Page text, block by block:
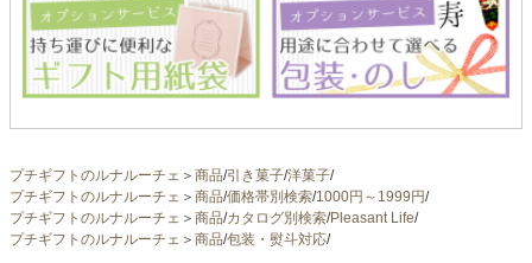
プチギフトのルナルーチェ ＞ 商品/引き菓子/洋菓子/
プチギフトのルナルーチェ ＞ 商品/価格帯別検索/1000円～1999円/
プチギフトのルナルーチェ ＞ 商品/カタログ別検索/Pleasant Life/
プチギフトのルナルーチェ ＞ 商品/包装・熨斗対応/